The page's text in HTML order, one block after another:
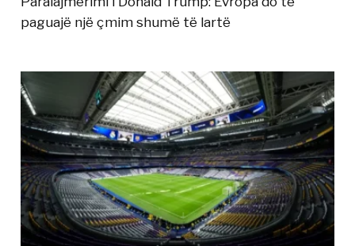
paguajë një çmim shumë të lartë